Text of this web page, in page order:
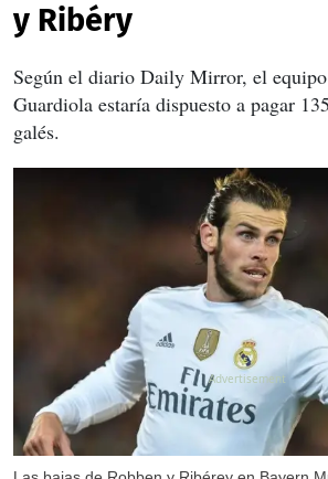
y Ribéry
Según el diario Daily Mirror, el
Guardiola estaría dispuesto a pagar
galés.